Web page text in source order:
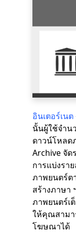
อินเตอร์เนต
นั้นผู้ใช้จำน
ดาวน์โหล
Archive จั
การแบ่งรา
ภาพยนตร์ต
สร้างภาษา
ภาพยนตร์เ
ให้คุณสามา
โฆษณาได้